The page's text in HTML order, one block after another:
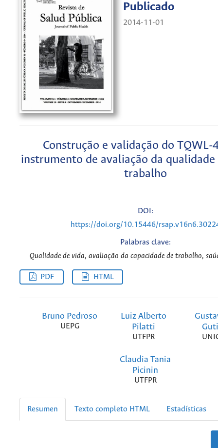
Publicado
2014-11-01
Construção e validação do TQWL-
instrumento de avaliação da qualidade
trabalho
DOI:
https://doi.org/10.15446/
Palabras clave:
Qualidade de vida, avaliação da capacidade de trabalho,
PDF HTML
Bruno Pedroso
UEPG
Luiz Alberto
Pilatti
UTFPR
Claudia Tania
Picinin
UTFPR
Resumen Texto completo HTML Estadísticas